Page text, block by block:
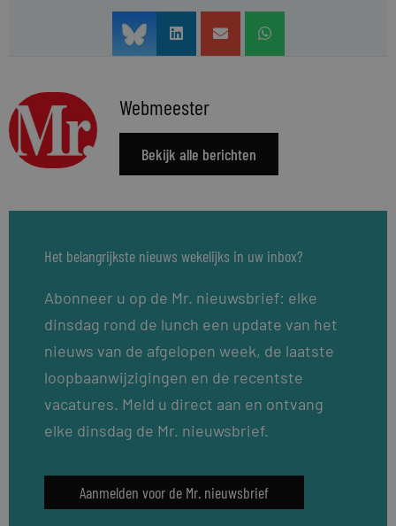
Webmeester
Bekijk alle berichten
Het belangrijkste nieuws wekelijks in uw inbox?
Abonneer u op de Mr. nieuwsbrief: elke
dinsdag rond de lunch een update van het
nieuws van de afgelopen week, de laatste
loopbaanwijzigingen en de recentste
vacatures. Meld u direct aan en ontvang
elke dinsdag de Mr. nieuwsbrief.
Aanmelden voor de Mr. nieuwsbrief